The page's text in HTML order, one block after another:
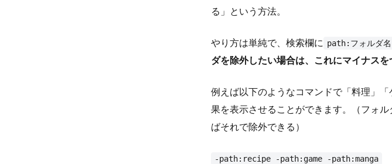
る」という方法。
やり方は単純で、検索欄に path:フォルダ名
ダを除外したい場合は、これにマイナスを
例えば以下のようなコマンドで「料理」
果を表示させることができます。（フォ
ばそれで除外できる）
-path:recipe -path:game -path:manga